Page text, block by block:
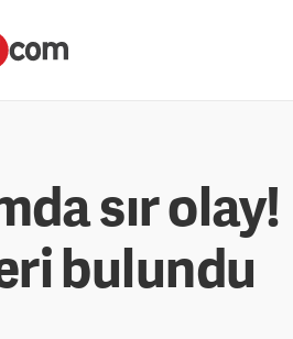
sır olay!
bulundu